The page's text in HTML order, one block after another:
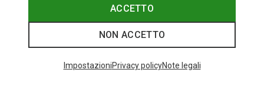
I più cercati
ACCETTO
NON ACCETTO
ImpostazioniPrivacy policyNote legali